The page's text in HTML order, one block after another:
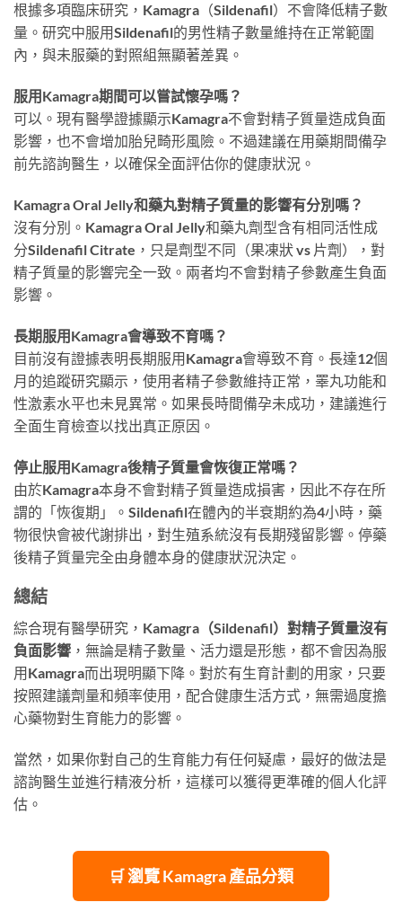
根據多項臨床研究，Kamagra（Sildenafil）不會降低精子數
量。研究中服用Sildenafil的男性精子數量維持在正常範圍
內，與未服藥的對照組無顯著差異。
服用Kamagra期間可以嘗試懷孕嗎？
可以。現有醫學證據顯示Kamagra不會對精子質量造成負面
影響，也不會增加胎兒畸形風險。不過建議在用藥期間備孕
前先諮詢醫生，以確保全面評估你的健康狀況。
Kamagra Oral Jelly和藥丸對精子質量的影響有分別嗎？
沒有分別。Kamagra Oral Jelly和藥丸劑型含有相同活性成
分Sildenafil Citrate，只是劑型不同（果凍狀 vs 片劑），對
精子質量的影響完全一致。兩者均不會對精子參數產生負面
影響。
長期服用Kamagra會導致不育嗎？
目前沒有證據表明長期服用Kamagra會導致不育。長達12個
月的追蹤研究顯示，使用者精子參數維持正常，睪丸功能和
性激素水平也未見異常。如果長時間備孕未成功，建議進行
全面生育檢查以找出真正原因。
停止服用Kamagra後精子質量會恢復正常嗎？
由於Kamagra本身不會對精子質量造成損害，因此不存在所
謂的「恢復期」。Sildenafil在體內的半衰期約為4小時，藥
物很快會被代謝排出，對生殖系統沒有長期殘留影響。停藥
後精子質量完全由身體本身的健康狀況決定。
總結
綜合現有醫學研究， Kamagra（Sildenafil）對精子質量沒有
負面影響 ，無論是精子數量、活力還是形態，都不會因為服
用Kamagra而出現明顯下降。對於有生育計劃的用家，只要
按照建議劑量和頻率使用，配合健康生活方式，無需過度擔
心藥物對生育能力的影響。
當然，如果你對自己的生育能力有任何疑慮，最好的做法是
諮詢醫生並進行精液分析，這樣可以獲得更準確的個人化評
估。
🛒 瀏覽 Kamagra 產品分類